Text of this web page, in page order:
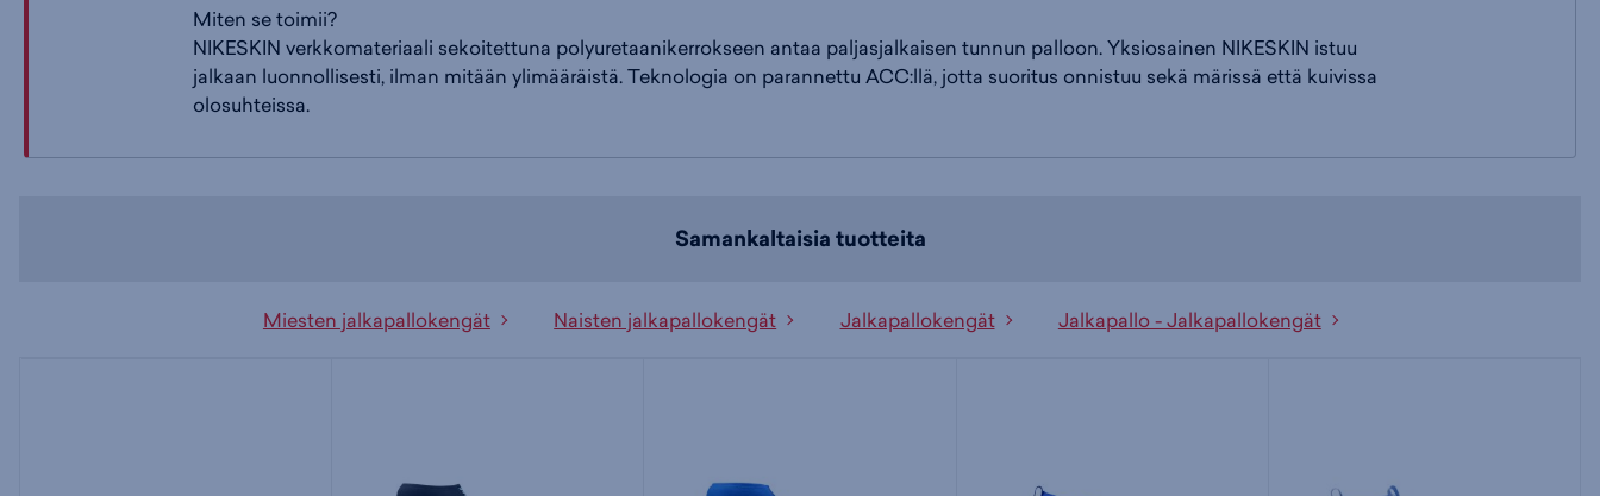
Miten se toimii?
NIKESKIN verkkomateriaali sekoitettuna polyuretaanikerrokseen antaa paljasjalkaisen tunnun palloon. Yksiosainen NIKESKIN istuu
jalkaan luonnollisesti, ilman mitään ylimääräistä. Teknologia on parannettu ACC:llä, jotta suoritus onnistuu sekä märissä että kuivissa
olosuhteissa.
Samankaltaisia tuotteita
Miesten jalkapallokengät Naisten jalkapallokengät Jalkapallokengät Jalkapallo - Jalkapallokengät